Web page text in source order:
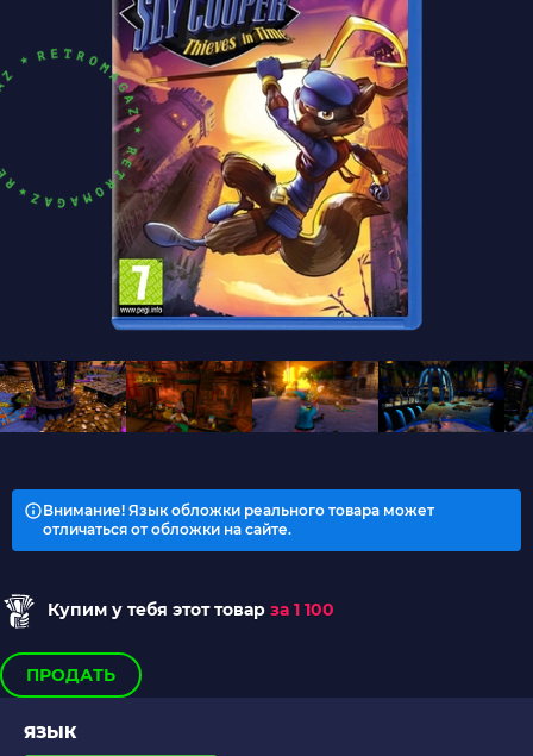
Внимание! Язык обложки реального товара может
отличаться от обложки на сайте.
Купим у тебя этот товар за 1 100
ПРОДАТЬ
ЯЗЫК